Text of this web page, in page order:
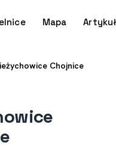
Mapa
Chojnice